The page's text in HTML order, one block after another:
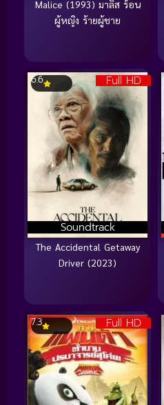
Malice (1993) มาลิส ร้อน
ผู้หญิง ร้ายผู้ชาย
Full HD
Soundtrack
6.6
The Accidental Getaway
Driver (2023)
Full HD
7.3